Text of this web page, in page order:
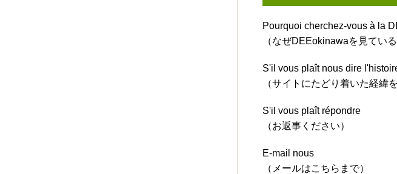
Pourquoi cherchez-vous à la
（なぜDEEokinawaを見てい
S'il vous plaît nous dire
（サイトにたどり着いた経緯
S'il vous plaît répondre
（お返事ください）
E-mail nous
（メールはこちらまで）